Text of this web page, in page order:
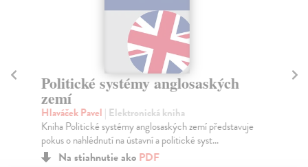
Politické systémy anglosaských
zemí
Hlaváček Pavel | Elektronická kniha
Kniha Politické systémy anglosaských zemí představuje
pokus o nahlédnutí na ústavní a politické syst...
Na stiahnutie ako PDF